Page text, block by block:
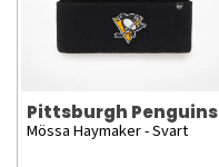
Pittsburgh Penguins
Mössa Haymaker - Svart